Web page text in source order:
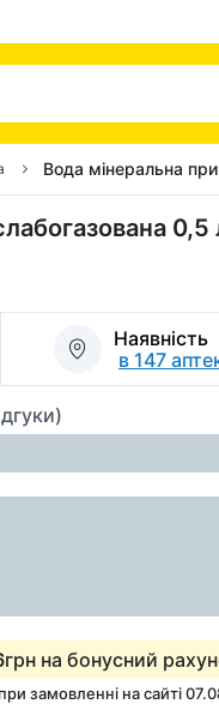
Вода мінеральна
0,5
Наявність
в 147
грн на бонусний
замовленні на сайті